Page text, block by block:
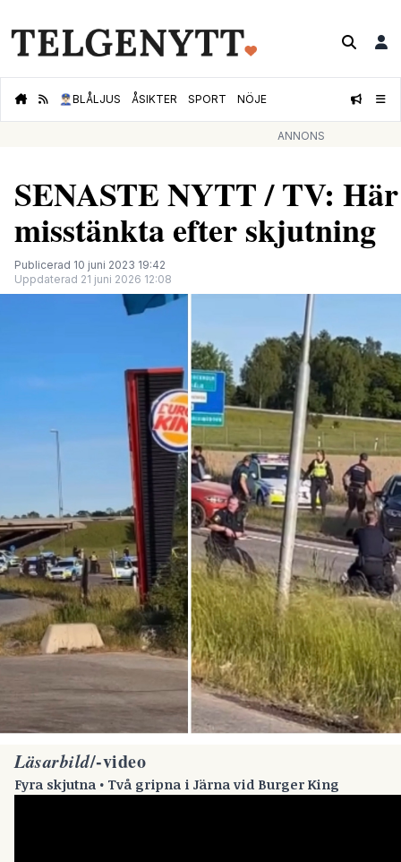
👮🏻‍♂️BLÅLJUS ÅSIKTER SPORT NÖJE
ANNONS
SENASTE NYTT / TV:
misstänkta efter skjutning
Publicerad 10 juni 2023 19:42
Uppdaterad 21 juni 2026 12:08
Läsarbild/-video
Fyra skjutna • Två gripna i Järna vid Burger King